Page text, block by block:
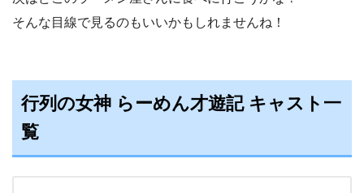
そんな目線で見るのもいいかもしれませんね！
行列の女神 らーめん才遊記 キャスト一
覧